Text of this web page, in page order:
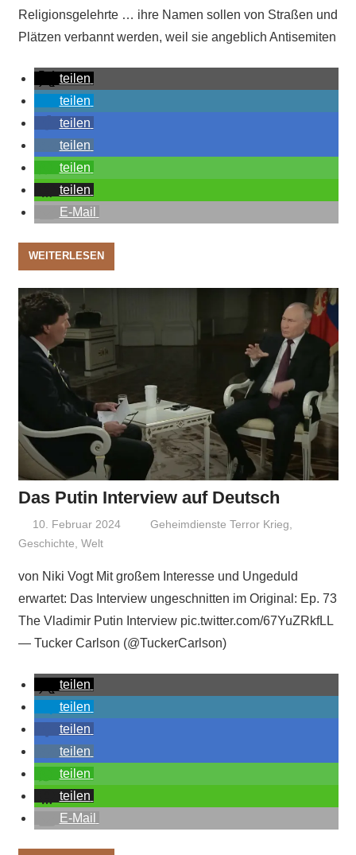
Religionsgelehrte … ihre Namen sollen von Straßen und
Plätzen verbannt werden, weil sie angeblich Antisemiten
teilen
teilen
teilen
teilen
teilen
teilen
E-Mail
WEITERLESEN
Das Putin Interview auf Deutsch
10. Februar 2024 Niki Vogt
Geheimdienste Terror Krieg
Geschichte Welt
von Niki Vogt Mit großem Interesse und Ungeduld
erwartet: Das Interview ungeschnitten im Original: Ep. 73
The Vladimir Putin Interview pic.twitter.com/67YuZRkfLL
— Tucker Carlson (@TuckerCarlson)
teilen
teilen
teilen
teilen
teilen
teilen
E-Mail